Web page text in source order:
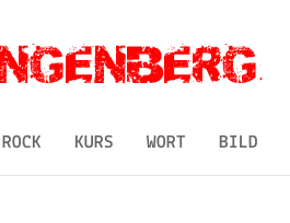
ROCK KURS WORT BILD